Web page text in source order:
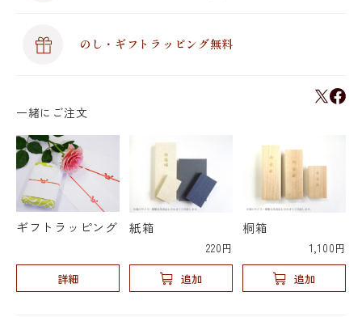
のし・ギフトラッピング無料
一緒にご注文
ギフトラッピング
詳細
紙箱
220円
追加
桐箱
1,100円
追加